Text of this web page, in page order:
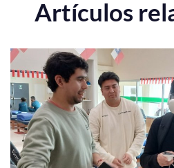
Artículos